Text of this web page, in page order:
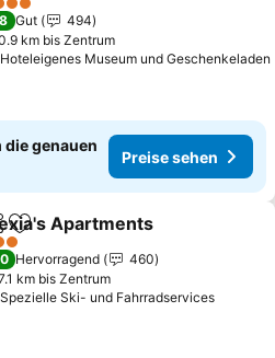
sehen
Gut
494
km bis Zentrum
Hoteleigenes Museum und Geschenkeladen
die genauen
Preise sehen
Zu Favoriten hinzufügen
Apartments
Hervorragend
460
km bis Zentrum
Spezielle Ski- und FahrradservicesPreise